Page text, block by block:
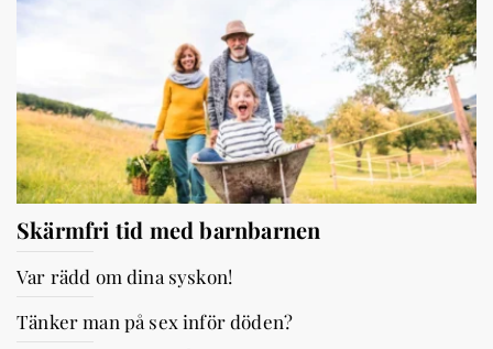
Skärmfri tid med barnbarnen
Var rädd om dina syskon!
Tänker man på sex inför döden?